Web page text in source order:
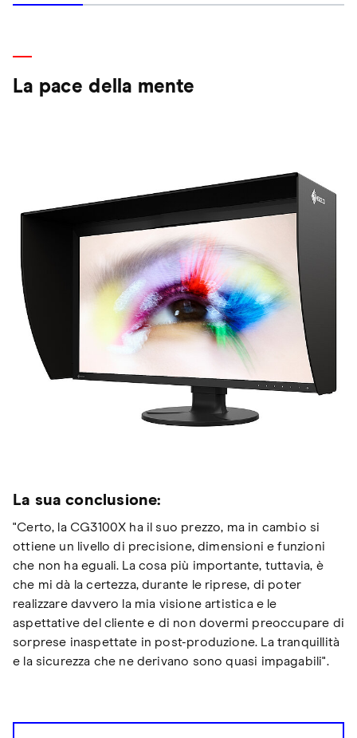
La pace della mente
La sua conclusione:
"Certo, la CG3100X ha il suo prezzo, ma in cambio si
ottiene un livello di precisione, dimensioni e funzioni
che non ha eguali. La cosa più importante, tuttavia, è
che mi dà la certezza, durante le riprese, di poter
realizzare davvero la mia visione artistica e le
aspettative del cliente e di non dovermi preoccupare di
sorprese inaspettate in post-produzione. La tranquillità
e la sicurezza che ne derivano sono quasi impagabili".